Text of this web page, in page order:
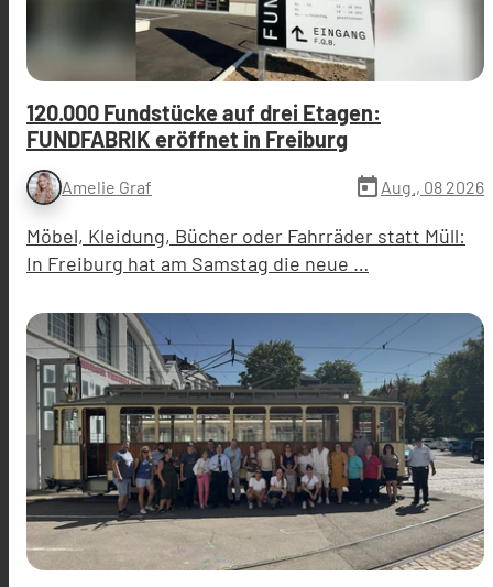
120.000 Fundstücke auf drei Etagen:
FUNDFABRIK eröffnet in Freiburg
Amelie Graf today Aug., 08 2026
Möbel, Kleidung, Bücher oder Fahrräder statt Müll:
In Freiburg hat am Samstag die neue …